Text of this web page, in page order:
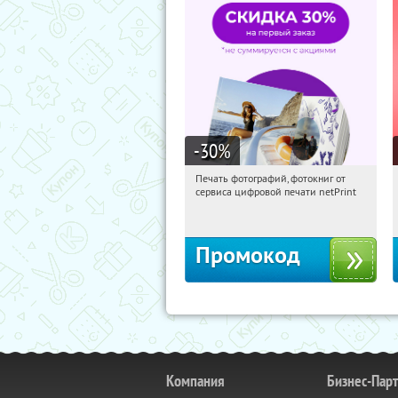
-30%
22:20:58 Получили:
Печать фотографий, фотокниг от
сервиса цифровой печати netPrint
Промокод
Компания Бизнес-